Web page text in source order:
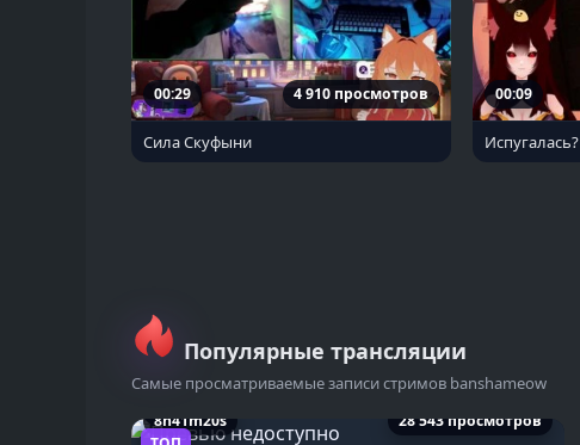
00:29 4 910 просмотров
Сила Скуфыни
00:09
Испугалась?
Популярные трансляции
Самые просматриваемые записи стримов banshameow
8h41m20s 28 543 просмотров